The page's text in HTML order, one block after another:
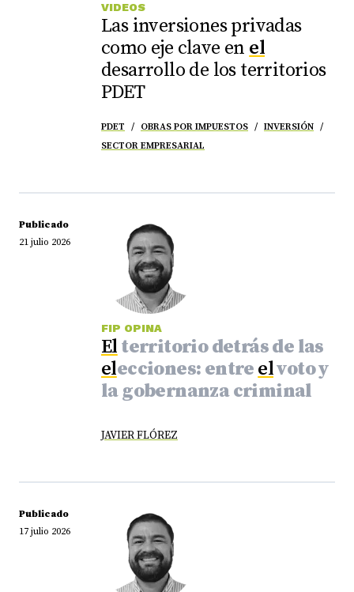
VIDEOS
Las inversiones privadas
como eje clave en el
desarrollo de los territorios
PDET
PDET OBRAS POR IMPUESTOS
INVERSIÓN
SECTOR EMPRESARIAL
Publicado
21 julio 2026
FIP OPINA
El territorio detrás de las
elecciones: entre elvoto y
la gobernanza criminal
JAVIER FLÓREZ
Publicado
17 julio 2026